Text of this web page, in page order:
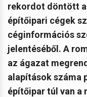
rekordot döntött
építőipari cégek
céginformációs
jelentéséből. A
az ágazat
alapítások száma
építőipar túl van a